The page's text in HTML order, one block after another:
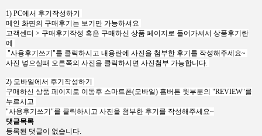
1) PC에서 후기작성하기
메인 화면의 구매후기는 보기만 가능하셔요
고객센터 > 구매후기작성 혹은 구매하신 상품 페이지로 들어가셔서 상품후기란
에
"사용후기쓰기"를 클릭하시고 내용란에 사진을 첨부한 후기를 작성해주세요~
사진 넣으실때 오른쪽의 사진을 클릭하시면 사진첨부 가능합니다.
2) 모바일에서 후기작성하기
구매하신 상품 페이지로 이동후 스마트폰(모바일) 홈버튼 윗부분의 "REVIEW"를
누르시고
"사용후기쓰기"를 클릭하시고 사진을 첨부한 후기를 작성해주세요~
댓글목록
등록된 댓글이 없습니다.